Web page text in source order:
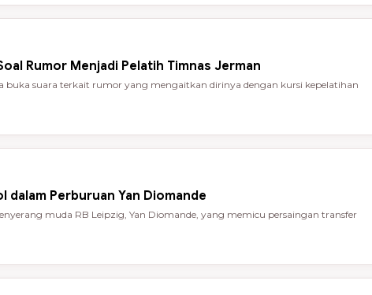
Rumor Menjadi Pelatih Timnas Jerman
buka suara terkait rumor yang mengaitkan dirinya dengan kursi kepelatihan
dalam Perburuan Yan Diomande
muda RB Leipzig, Yan Diomande, yang memicu persaingan transfer